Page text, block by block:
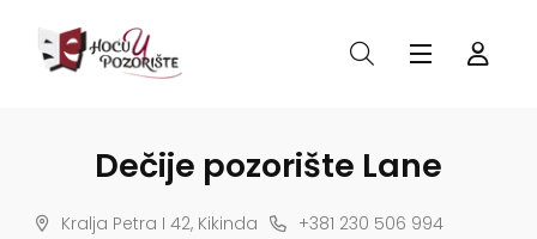
Dečije pozorište Lane
Kralja Petra I 42, Kikinda
+381 230 506 994